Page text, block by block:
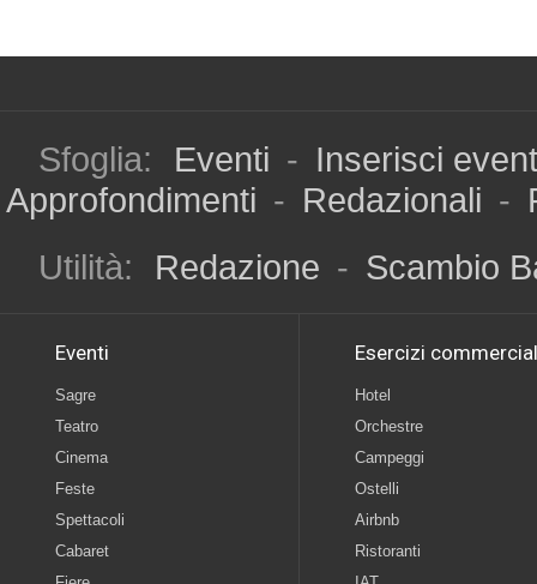
Sfoglia: Eventi - Inserisci
Approfondimenti - Redazionali -
Utilità:
Redazione - Scambio
Eventi
Sagre
Teatro
Cinema
Feste
Spettacoli
Cabaret
Esercizi
Hotel
Orchestre
Campeggi
Ostelli
Airbnb
Ristoranti